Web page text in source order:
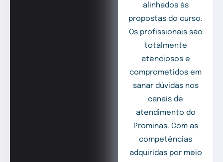
alinhados às
propostas do curso.
Os profissionais são
totalmente
atenciosos e
comprometidos em
sanar dúvidas nos
canais de
atendimento do
Prominas. Com as
competências
adquiridas por meio